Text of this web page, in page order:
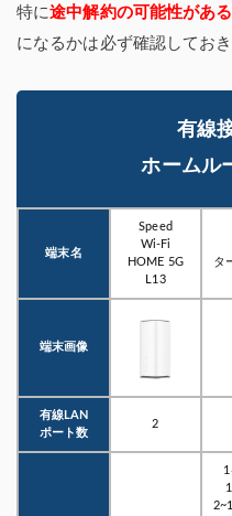
特に途中解約の可能性があ
になるかは必ず確認しておき
有線
ホームル
端末名
Speed
Wi-Fi
HOME 5G
L13
タ
端末画像
有線LAN
ポート数
2